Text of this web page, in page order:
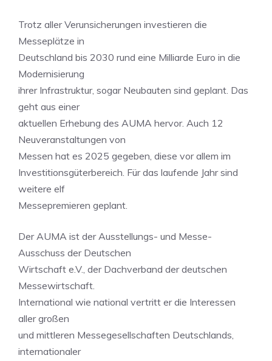
Trotz aller Verunsicherungen investieren die
Messeplätze in
Deutschland bis 2030 rund eine Milliarde Euro in die
Modernisierung
ihrer Infrastruktur, sogar Neubauten sind geplant. Das
geht aus einer
aktuellen Erhebung des AUMA hervor. Auch 12
Neuveranstaltungen von
Messen hat es 2025 gegeben, diese vor allem im
Investitionsgüterbereich. Für das laufende Jahr sind
weitere elf
Messepremieren geplant.
Der AUMA ist der Ausstellungs- und Messe-
Ausschuss der Deutschen
Wirtschaft e.V., der Dachverband der deutschen
Messewirtschaft.
International wie national vertritt er die Interessen
aller großen
und mittleren Messegesellschaften Deutschlands,
internationaler